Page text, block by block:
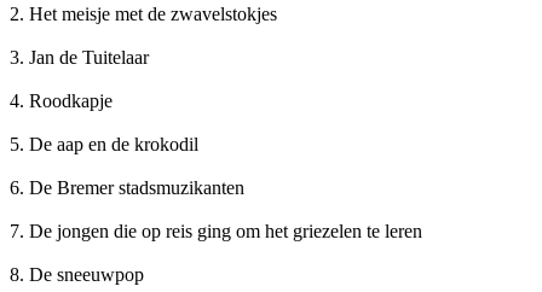
2. Het meisje met de zwavelstokjes
3. Jan de Tuitelaar
4. Roodkapje
5. De aap en de krokodil
6. De Bremer stadsmuzikanten
7. De jongen die op reis ging om het griezelen te leren
8. De sneeuwpop